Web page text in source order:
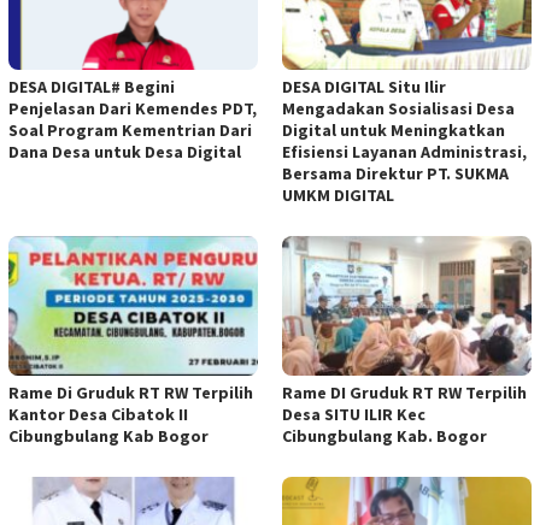
DESA DIGITAL# Begini
Penjelasan Dari Kemendes PDT,
Soal Program Kementrian Dari
Dana Desa untuk Desa Digital
DESA DIGITAL Situ Ilir
Mengadakan Sosialisasi Desa
Digital untuk Meningkatkan
Efisiensi Layanan Administrasi,
Bersama Direktur PT. SUKMA
UMKM DIGITAL
Rame Di Gruduk RT RW Terpilih
Kantor Desa Cibatok II
Cibungbulang Kab Bogor
Rame DI Gruduk RT RW Terpilih
Desa SITU ILIR Kec
Cibungbulang Kab. Bogor